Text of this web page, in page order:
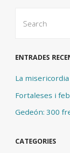
ENTRADES
La
Fortaleses i
Gedeón: 300
CATEGORIES